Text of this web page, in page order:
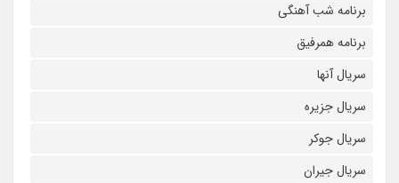
برنامه شب آهنگی
برنامه همرفیق
سریال آنها
سریال جزیره
سریال جوکر
سریال جیران